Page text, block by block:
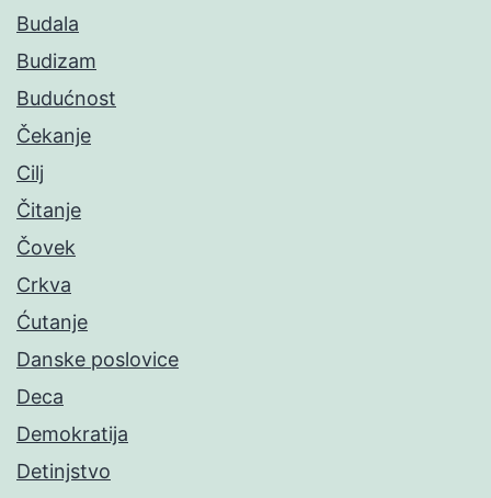
Budala
Budizam
Budućnost
Čekanje
Cilj
Čitanje
Čovek
Crkva
Ćutanje
Danske poslovice
Deca
Demokratija
Detinjstvo